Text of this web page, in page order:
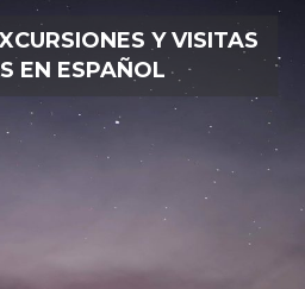
Y VISITAS
EN ESPAÑOL